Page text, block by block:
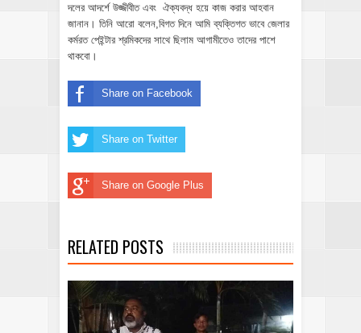
দলের আদর্শে উজ্জীবীত এবং ঐক্যবদ্ধ হয়ে কাজ করার আহবান
জানান। তিনি আরো বলেন,বিগত দিনে আমি ব্যক্তিগত ভাবে জেলার
কর্মরত পেইন্টার শ্রমিকদের সাথে ছিলাম আগামীতেও তাদের পাশে
থাকবো।
Share on Facebook
Share on Twitter
Share on Google Plus
RELATED POSTS